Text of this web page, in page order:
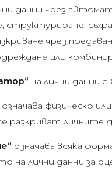
данни чрез
структуриране,
чрез
или
на лични
означава физическо
разкриват личните
означава всяка
на лични данни за